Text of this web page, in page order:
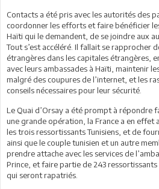
Contacts a été pris avec les autorités des
coordonner les efforts et faire bénéficier
Haïti qui le demandent, de se joindre aux
Tout s’est accéléré. Il fallait se rapprocher
étrangères dans les capitales étrangères,
avec leurs ambassades à Haïti, maintenir
malgré des coupures de l’internet, et les
conseils nécessaires pour leur sécurité.
Le Quai d’Orsay a été prompt à répondre
une grande opération, la France a en effet
les trois ressortissants Tunisiens, et de
ainsi que le couple tunisien et un autre
prendre attache avec les services de
Prince, et faire partie de 243
qui seront rapatriés.